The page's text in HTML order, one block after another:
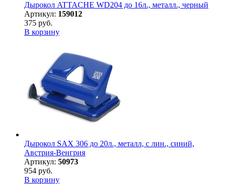
Дырокол ATTACHE WD204 до 16л., металл., черный
Артикул: 159012
375 руб.
В корзину
Дырокол SAX 306 до 20л., металл, с лин., синий,
Австрия-Венгрия
Артикул: 50973
954 руб.
В корзину